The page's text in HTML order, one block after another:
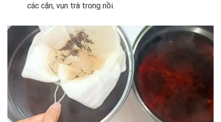
các cặn, vụn trà trong nồi.